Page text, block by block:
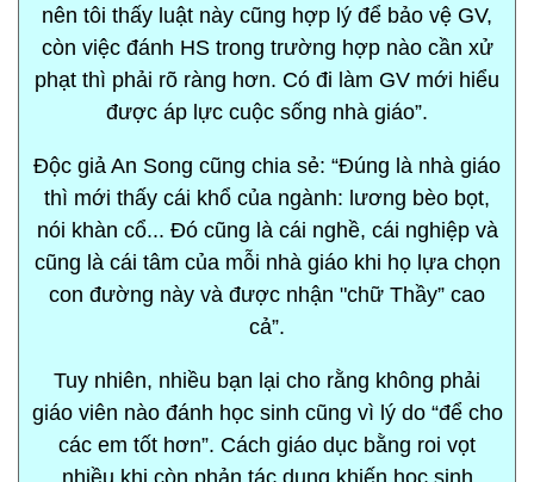
nên tôi thấy luật này cũng hợp lý để bảo vệ GV,
còn việc đánh HS trong trường hợp nào cần xử
phạt thì phải rõ ràng hơn. Có đi làm GV mới hiểu
được áp lực cuộc sống nhà giáo”.
Độc giả An Song cũng chia sẻ: “Đúng là nhà giáo
thì mới thấy cái khổ của ngành: lương bèo bọt,
nói khàn cổ... Đó cũng là cái nghề, cái nghiệp và
cũng là cái tâm của mỗi nhà giáo khi họ lựa chọn
con đường này và được nhận "chữ Thầy” cao
cả”.
Tuy nhiên, nhiều bạn lại cho rằng không phải
giáo viên nào đánh học sinh cũng vì lý do “để cho
các em tốt hơn”. Cách giáo dục bằng roi vọt
nhiều khi còn phản tác dụng khiến học sinh